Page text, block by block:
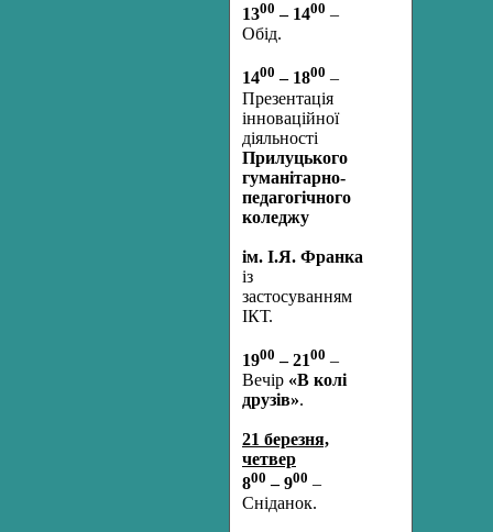
1300 – 1400 –
Обід.
1400 – 1800 –
Презентація
інноваційної
діяльності
Прилуцького
гуманітарно-
педагогічного
коледжу
ім. І.Я. Франка
із
застосуванням
ІКТ.
1900 – 2100 –
Вечір «В колі
друзів».
21 березня,
четвер
800 – 900 –
Сніданок.